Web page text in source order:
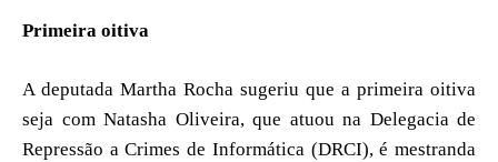
Primeira oitiva
A deputada Martha Rocha sugeriu que a primeira oitiva
seja com Natasha Oliveira, que atuou na Delegacia de
Repressão a Crimes de Informática (DRCI), é mestranda